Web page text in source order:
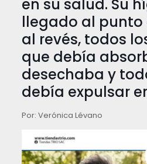
en su salud. Su
llegado al punto
al revés, todos
que debía
desechaba y
debía expulsar
Por: Verónica Lévano